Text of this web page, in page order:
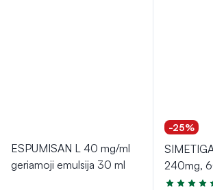
ESPUMISAN L 40 mg/ml
geriamoji emulsija 30 ml
-25%
240mg,